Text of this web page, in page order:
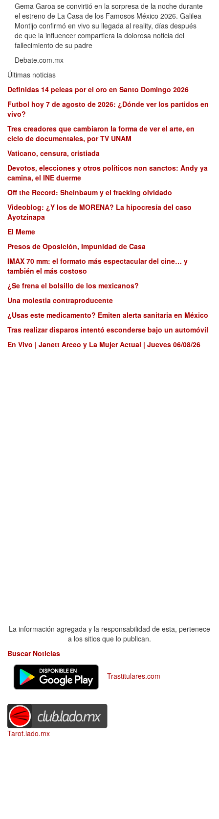
Gema Garoa se convirtió en la sorpresa de la noche durante
el estreno de La Casa de los Famosos México 2026. Galilea
Montijo confirmó en vivo su llegada al reality, días después
de que la influencer compartiera la dolorosa noticia del
fallecimiento de su padre
Debate.com.mx
Últimas noticias
Definidas 14 peleas por el oro en Santo Domingo 2026
Futbol hoy 7 de agosto de 2026: ¿Dónde ver los partidos en
vivo?
Tres creadores que cambiaron la forma de ver el arte, en
ciclo de documentales, por TV UNAM
Vaticano, censura, cristiada
Devotos, elecciones y otros políticos non sanctos: Andy ya
camina, el INE duerme
Off the Record: Sheinbaum y el fracking olvidado
Videoblog: ¿Y los de MORENA? La hipocresía del caso
Ayotzinapa
El Meme
Presos de Oposición, Impunidad de Casa
IMAX 70 mm: el formato más espectacular del cine… y
también el más costoso
¿Se frena el bolsillo de los mexicanos?
Una molestia contraproducente
¿Usas este medicamento? Emiten alerta sanitaria en México
Tras realizar disparos intentó esconderse bajo un automóvil
En Vivo | Janett Arceo y La Mujer Actual | Jueves 06/08/26
La información agregada y la responsabilidad de esta, pertenece
a los sitios que lo publican.
Buscar Noticias
Trastitulares.com
Tarot.lado.mx